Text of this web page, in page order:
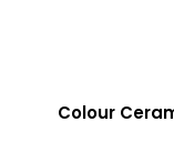
Colour